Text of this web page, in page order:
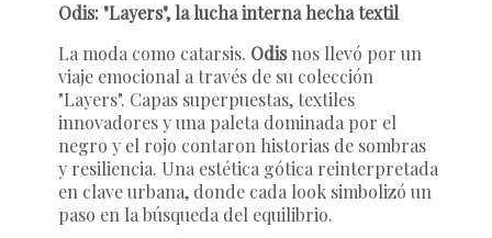
Odis: "Layers", la lucha interna hecha textil
La moda como catarsis. Odisnos llevó por un
viaje emocional a través de su colección
"Layers". Capas superpuestas, textiles
innovadores y una paleta dominada por el
negro y el rojo contaron historias de sombras
y resiliencia. Una estética gótica reinterpretada
en clave urbana, donde cada look simbolizó un
paso en la búsqueda del equilibrio.